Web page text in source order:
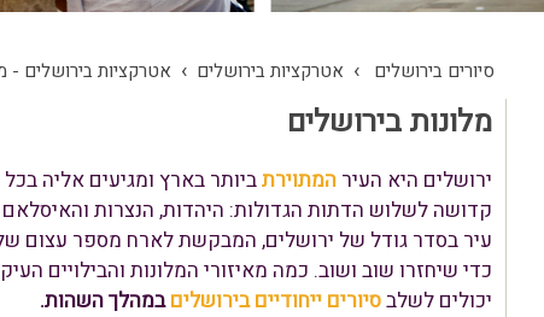
סיורים בירושלים › אטרקציות בירושלים › אטרקציות בירושלים -
מלונות בירושלים
ירושלים היא העיר המתוירת
קדושה לשלוש הדתות הגדולות: היהדות, הנצרות
עיר בסדר גודל של ירושלים, המבקשת לארח מספר עצום של
כדי שיחזרו שוב ושוב. כמה מאיזורי המלונות והבילויים
יכולים לשלבסיורים ייחודיים בירושליםבמהלך השהות.